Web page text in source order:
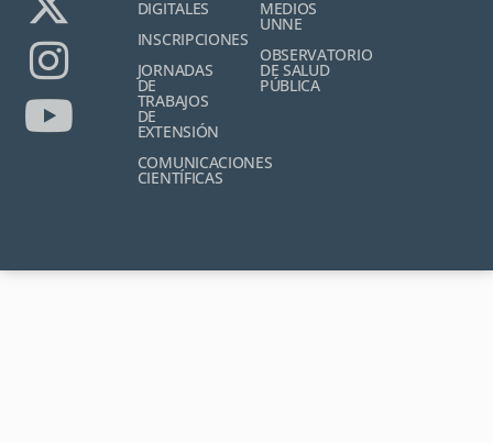
DIGITALES
INSCRIPCIONES
JORNADAS
DE
TRABAJOS
DE
EXTENSIÓN
COMUNICACIONES
CIENTÍFICAS
MEDIOS
UNNE
OBSERVATORIO
DE SALUD
PÚBLICA